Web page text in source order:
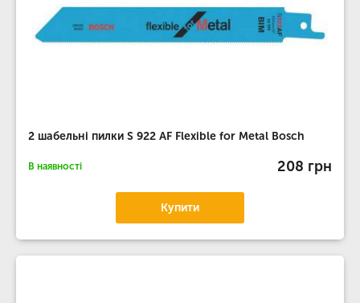
2 шабельні пилки S 922 AF Flexible for Metal Bosch
В наявності 208 грн
Купити